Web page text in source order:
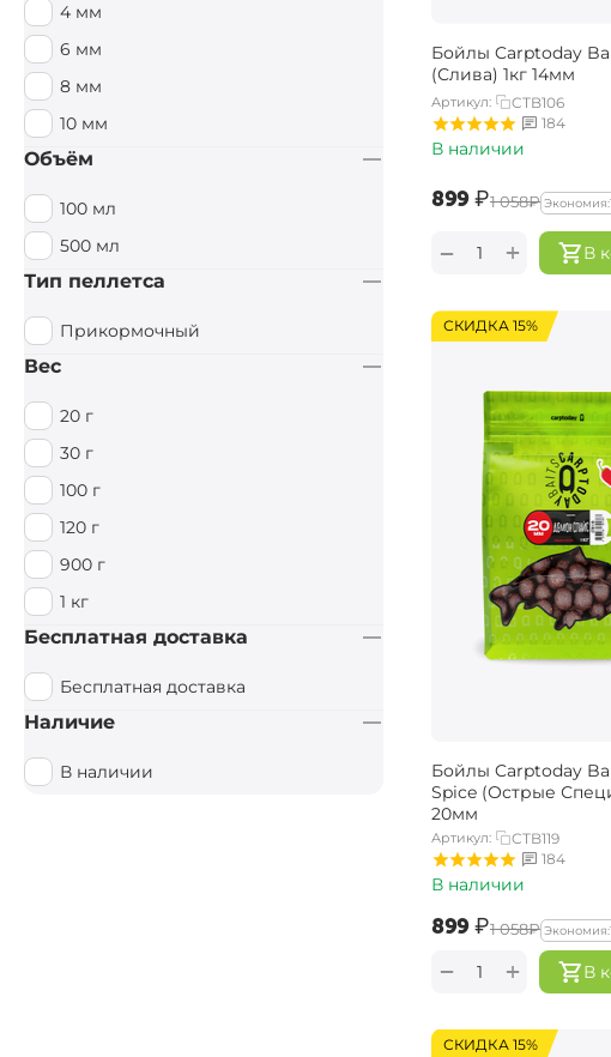
Бойлы Carptoday
(Слива) 1кг 14мм
Артикул:
CTB106
184
В наличии
‍899‍₽‍1 058‍₽ Экономия:
В
+
−
СКИДКА 15%
Бойлы Carptoday
Spice (Острые
20мм
Артикул:
CTB119
184
В наличии
‍899‍₽‍1 058‍₽ Экономия:
В
+
−
СКИДКА 15%
Тутти Фрутти
Фруктовый / Кислый
Цитрус
Чеснок
4 мм
6 мм
8 мм
10 мм
Объём
100 мл
500 мл
Тип пеллетса
Прикормочный
Вес
20 г
30 г
100 г
120 г
900 г
1 кг
Бесплатная доставка
Бесплатная доставка
Наличие
В наличии